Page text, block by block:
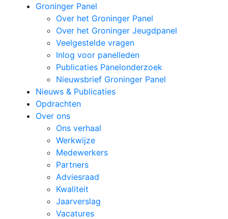
Groninger Panel
Over het Groninger Panel
Over het Groninger Jeugdpanel
Veelgestelde vragen
Inlog voor panelleden
Publicaties Panelonderzoek
Nieuwsbrief Groninger Panel
Nieuws & Publicaties
Opdrachten
Over ons
Ons verhaal
Werkwijze
Medewerkers
Partners
Adviesraad
Kwaliteit
Jaarverslag
Vacatures